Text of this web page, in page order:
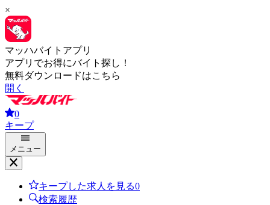
×
マッハバイトアプリ
アプリでお得にバイト探し！
無料ダウンロードはこちら
開く
0
キープ
メニュー
キープした求人を見る0
検索履歴